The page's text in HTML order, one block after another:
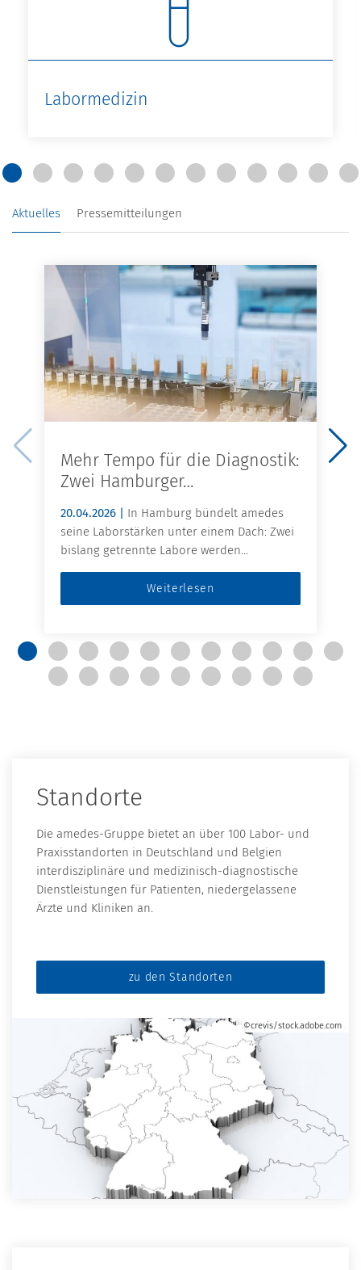
Labormedizin
Aktuelles Pressemitteilungen
Mehr Tempo für die Diagnostik:
Zwei Hamburger…
20.04.2026 | In Hamburg bündelt amedes
seine Laborstärken unter einem Dach: Zwei
bislang getrennte Labore werden...
Weiterlesen
Standorte
Die amedes-Gruppe bietet an über 100 Labor- und
Praxisstandorten in Deutschland und Belgien
interdisziplinäre und medizinisch-diagnostische
Dienstleistungen für Patienten, niedergelassene
Ärzte und Kliniken an.
zu den Standorten
©crevis/stock.adobe.com